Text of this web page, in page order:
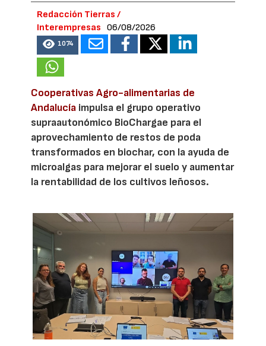
Redacción Tierras /
Interempresas
06/08/2026
1074
Cooperativas Agro-alimentarias de
Andalucía impulsa el grupo operativo
supraautonómico BioChargae para el
aprovechamiento de restos de poda
transformados en biochar, con la ayuda de
microalgas para mejorar el suelo y aumentar
la rentabilidad de los cultivos leñosos.